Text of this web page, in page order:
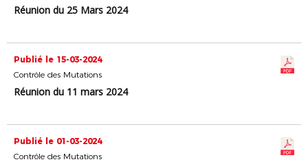
Réunion du 25 Mars 2024
Publié le 15-03-2024
Contrôle des Mutations
Réunion du 11 mars 2024
Publié le 01-03-2024
Contrôle des Mutations